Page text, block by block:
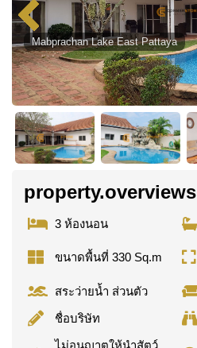
Mabprachan Lake East Pattaya
property.overviews
3 ห้องนอน
ขนาดพื้นที่ 330 Sq.m
สระว่ายน้ำ ส่วนตัว
ชื่อบริษัท
ไม่อนุญาตให้นำสัตว์